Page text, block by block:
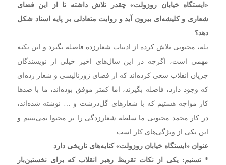
«ایستگاه خیابان روزولت» چقدر تلاش داشته تا از این فضای
شعاری و کلیشه‌ای بیرون آید و روایت متعادلی بر پایه اسناد شکل
دهد؟
بله،‌ محبوبی تلاش کرده از ادبیات شعارزده فاصله بگیرد و این نکته
مهمی است، اگرچه در این سال‌های اخیر خیلی از نویسندگان
جریان انقلاب سعی کرده‌اند که از فضای ژورنالیسی و شعار زده‌ای
که وجود دارد،‌ فاصله بگیرند،‌ اما کمتر موفق بوده‌اند،‌ ما با صدها
کار مواجه هستیم که با شعارهای گل‌درشت و … نوشته‌ شده‌اند،‌
در کار محمد محبوبی ما سلطه شعارزدگی را بر محتوا نمی‌بینیم و
این یکی از ویژگی‌های کار است.
عنوان «ایستگاه خیابان روزولت» کنایه‌های تاریخی دارد
* تسنیم: یکی از نکات تقریظ رهبر انقلاب که برای نخستین‌بار